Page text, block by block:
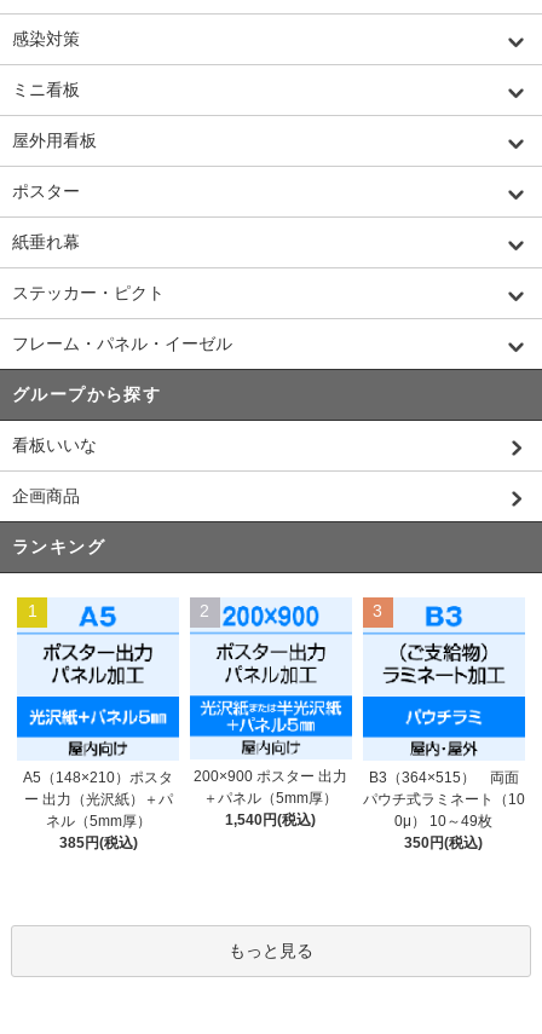
感染対策
ミニ看板
屋外用看板
ポスター
紙垂れ幕
ステッカー・ピクト
フレーム・パネル・イーゼル
グループから探す
看板いいな
企画商品
ランキング
1
A5（148×210）ポスタ
ー 出力（光沢紙）＋パ
ネル（5mm厚）
385円(税込)
2
200×900 ポスター 出力
＋パネル（5mm厚）
1,540円(税込)
3
B3（364×515） 両面
パウチ式ラミネート（10
0μ） 10～49枚
350円(税込)
もっと見る